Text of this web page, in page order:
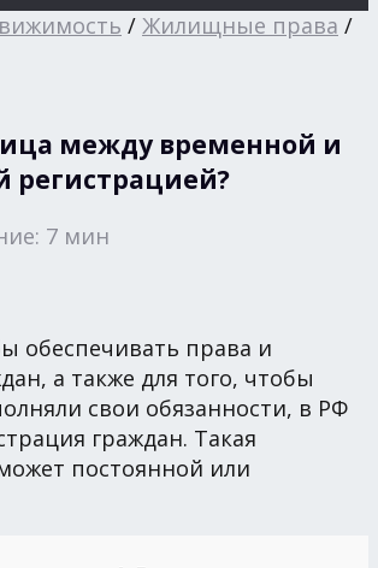
/ Жилищные права /
между временной и
регистрацией?
7 мин
обеспечивать права и
а также для того, чтобы
свои обязанности, в РФ
граждан. Такая
постоянной или